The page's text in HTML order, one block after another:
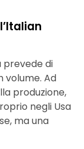
prevede di
volume. Ad
produzione,
negli Usa
ma una